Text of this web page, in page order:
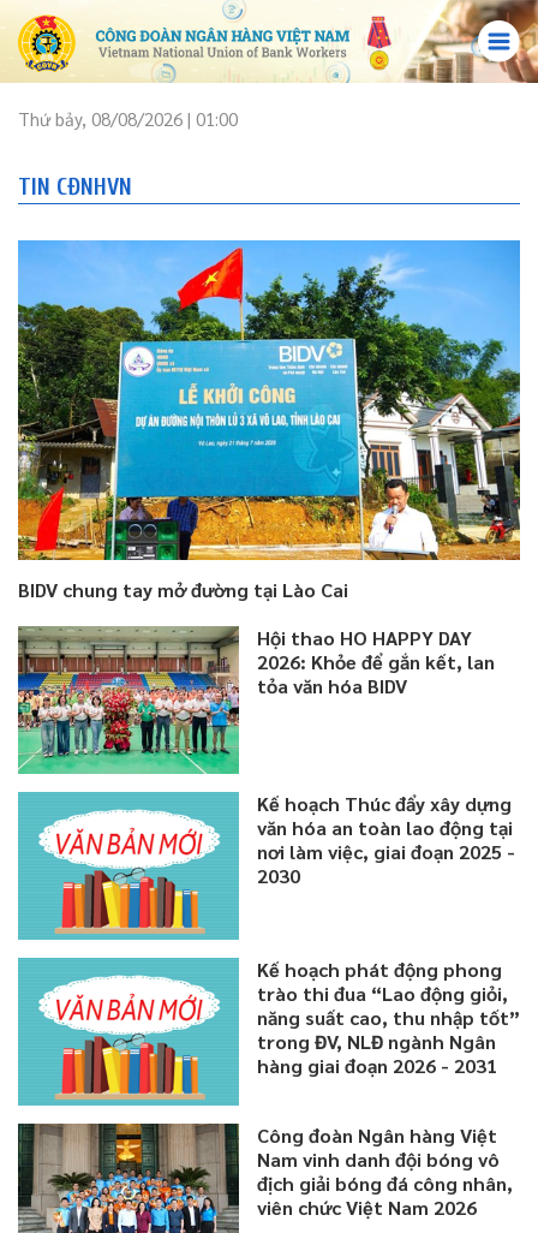
Thứ bảy, 08/08/2026 | 01:00
TIN CĐNHVN
BIDV chung tay mở đường tại Lào Cai
Hội thao HO HAPPY DAY
2026: Khỏe để gắn kết, lan
tỏa văn hóa BIDV
Kế hoạch Thúc đẩy xây dựng
văn hóa an toàn lao động tại
nơi làm việc, giai đoạn 2025 -
2030
Kế hoạch phát động phong
trào thi đua “Lao động giỏi,
năng suất cao, thu nhập tốt”
trong ĐV, NLĐ ngành Ngân
hàng giai đoạn 2026 - 2031
Công đoàn Ngân hàng Việt
Nam vinh danh đội bóng vô
địch giải bóng đá công nhân,
viên chức Việt Nam 2026